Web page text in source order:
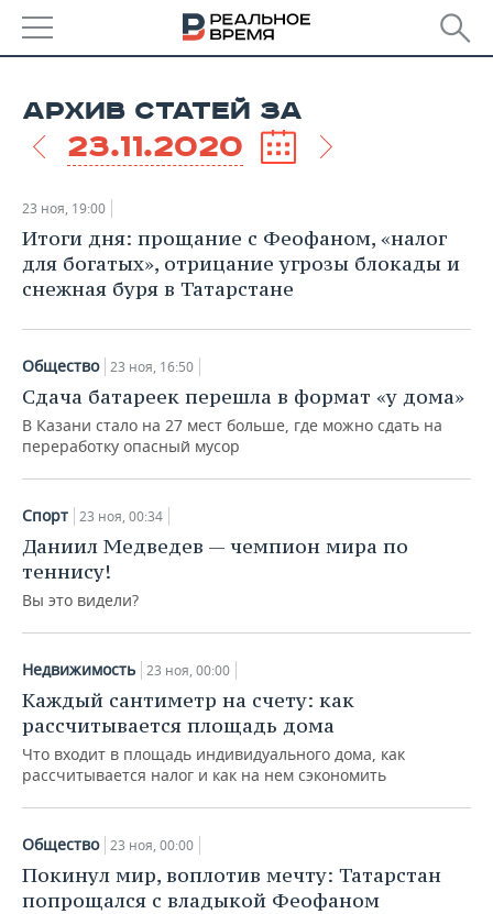
УДМУРТИЯ
НОВОСТИ
НОВОСТИ АНАЛИТИКИ
ДЕКЛАРАЦИИ О ДОХОДАХ
КОРОЛИ ГОСЗАКАЗА ПФО
ВУЗЫ ТАТАРСТАНА
КОМУ ПРИНАДЛЕЖАТ
ТОРГОВЫЕ ЦЕНТРЫ
ЭКОНОМИКА
НОВОСТИ ЭКОНОМИКИ
ФИНАНСЫ
БЮДЖЕТ
ИНВЕСТИЦИИ
ПРОМЫШЛЕННОСТЬ
НОВОСТИ
АГРОПРОМ
МАШИНОСТРОЕНИЕ
НЕФТЬ
ОПК
НЕДВИЖИМОСТЬ
НОВОСТИ НЕДВИЖИМОСТИ
НОВОСТИ АВТО
БИЗНЕС
НОВОСТИ БИЗНЕСА
ТРАНСПОРТ
УСЛУГИ
ТЕХНОЛОГИИ
IT
МЕДИА
ТЕЛЕКОММУНИКАЦИИ
МЕРОПРИЯТИЯ
НОВОСТИ МЕРОПРИЯТИЙ
ВЫЕЗДНАЯ РЕДАКЦИЯ
БИЗНЕС-БРАНЧИ
ONLINE-КОНФЕРЕНЦИИ
ОТКРЫТАЯ ЛЕКЦИЯ
СПОРТ
НОВОСТИ СПОРТА
ХОККЕЙ
БАСКЕТБОЛ
ВОЛЕЙБОЛ
КИБЕРСПОРТ
ОБЩЕСТВО
НОВОСТИ ОБЩЕСТВА
ВЛАСТЬ
ИНФРАСТРУКТУРА
ИСТОРИЯ
КУЛЬТУРА
ФОТОГАЛЕРЕЯ
СЮЖЕТЫ
СПРАВОЧНИК
СПИСОК ПЕРСОН
СПИСОК КОМПАНИЙ
ПОЛНАЯ ВЕРСИЯ
АРХИВ СТАТЕЙ ЗА
23.11.2020
23 ноя, 19:00
Итоги дня: прощание с Феофаном, «налог
для богатых», отрицание угрозы блокады и
снежная буря в Татарстане
Общество 23 ноя, 16:50
Сдача батареек перешла в формат «у дома»
В Казани стало на 27 мест больше, где можно сдать на
переработку опасный мусор
Спорт 23 ноя, 00:34
Даниил Медведев — чемпион мира по
теннису!
Вы это видели?
Недвижимость 23 ноя, 00:00
Каждый сантиметр на счету: как
рассчитывается площадь дома
Что входит в площадь индивидуального дома, как
рассчитывается налог и как на нем сэкономить
Общество 23 ноя, 00:00
Покинул мир, воплотив мечту: Татарстан
попрощался с владыкой Феофаном